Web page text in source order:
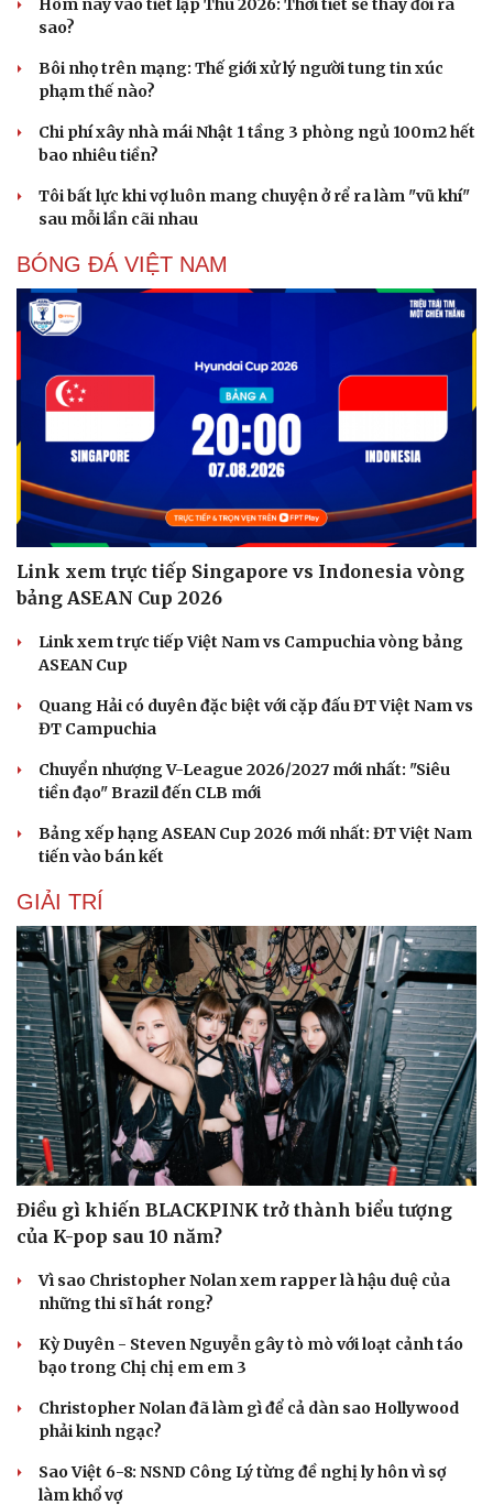
Văn hóa
Văn học
Di sản
Giải trí
Hôm nay vào tiết lập Thu 2026: Thời tiết sẽ thay đổi ra
sao?
Bôi nhọ trên mạng: Thế giới xử lý người tung tin xúc
phạm thế nào?
Chi phí xây nhà mái Nhật 1 tầng 3 phòng ngủ 100m2 hết
bao nhiêu tiền?
Tôi bất lực khi vợ luôn mang chuyện ở rể ra làm "vũ khí"
sau mỗi lần cãi nhau
BÓNG ĐÁ VIỆT NAM
Link xem trực tiếp Singapore vs Indonesia vòng
bảng ASEAN Cup 2026
Link xem trực tiếp Việt Nam vs Campuchia vòng bảng
ASEAN Cup
Quang Hải có duyên đặc biệt với cặp đấu ĐT Việt Nam vs
ĐT Campuchia
Chuyển nhượng V-League 2026/2027 mới nhất: "Siêu
tiền đạo" Brazil đến CLB mới
Bảng xếp hạng ASEAN Cup 2026 mới nhất: ĐT Việt Nam
tiến vào bán kết
GIẢI TRÍ
Điều gì khiến BLACKPINK trở thành biểu tượng
của K-pop sau 10 năm?
Vì sao Christopher Nolan xem rapper là hậu duệ của
những thi sĩ hát rong?
Kỳ Duyên - Steven Nguyễn gây tò mò với loạt cảnh táo
bạo trong Chị chị em em 3
Christopher Nolan đã làm gì để cả dàn sao Hollywood
phải kinh ngạc?
Sao Việt 6-8: NSND Công Lý từng đề nghị ly hôn vì sợ
làm khổ vợ